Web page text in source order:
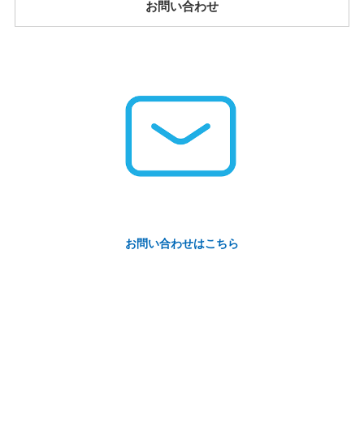
お問い合わせ
お問い合わせはこちら